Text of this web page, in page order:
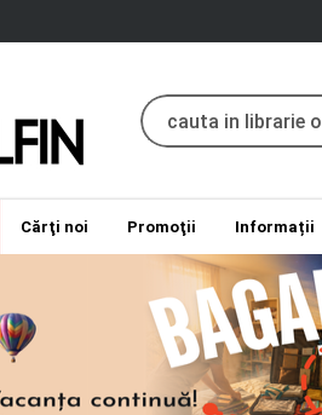
Cărţi noi Promoţii Informații